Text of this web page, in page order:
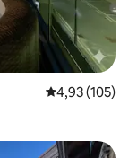
4,93 de uma
4,93 (105)